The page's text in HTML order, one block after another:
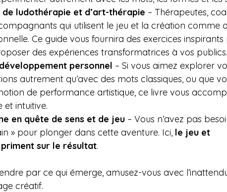
de ludothérapie et d’art-thérapie – Thérapeutes,
qui utilisent le jeu et la création comme
Ce guide vous fournira des exercices
des expériences transformatrices à vos publics.
personnel – Si vous aimez explorer
autrement qu’avec des mots classiques, ou que
de performance artistique, ce livre vous
et intuitive.
en quête de sens et de jeu – Vous n’avez pas
» pour plonger dans cette aventure. Ici, le jeu et
sur le résultat.
par ce qui émerge, amusez-vous avec
créatif.